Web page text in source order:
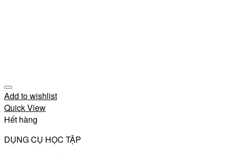
Add to wishlist
Quick View
Hết hàng
DỤNG CỤ HỌC TẬP